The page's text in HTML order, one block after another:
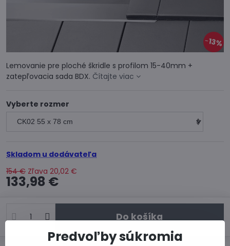
13%
Lemovanie pre ploché škridle s profilom 15-40mm +
zatepľovacia sada BDX. Čítajte viac
Vyberte rozmer
Skladom u dodávateľa
154 € Zľava 20,02 €
133,98 €
Do košíka
Predvoľby súkromia